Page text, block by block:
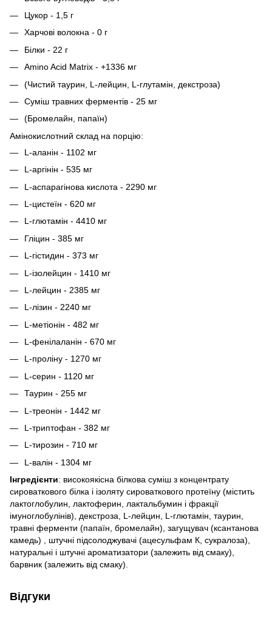
Цукор - 1,5 г
Харчові волокна - 0 г
Білки - 22 г
Amino Acid Matrix - +1336 мг
(Чистий таурин, L-лейцин, L-глутамін, декстроза)
Суміш травних ферментів - 25 мг
(Бромелайн, папаїн)
Амінокислотний склад на порцію:
L-аланін - 1102 мг
L-аргінін - 535 мг
L-аспарагінова кислота - 2290 мг
L-цистеїн - 620 мг
L-глютамін - 4410 мг
Гліцин - 385 мг
L-гістидин - 373 мг
L-ізолейцин - 1410 мг
L-лейцин - 2385 мг
L-лізин - 2240 мг
L-метіонін - 482 мг
L-фенілаланін - 670 мг
L-проліну - 1270 мг
L-серин - 1120 мг
Таурин - 255 мг
L-треонін - 1442 мг
L-триптофан - 382 мг
L-тирозин - 710 мг
L-валін - 1304 мг
Інгредієнти: високоякісна білкова суміш з концентрату
сироваткового білка і ізоляту сироваткового протеїну (містить
лактоглобулин, лактоферин, лактальбумин і фракції
імуноглобулінів), декстроза, L-лейцин, L-глютамін, таурин,
травні ферменти (папаїн, бромелайн), загущувач (ксантанова
камедь) , штучні підсолоджувачі (ацесульфам К, сукралоза),
натуральні і штучні ароматизатори (залежить від смаку),
барвник (залежить від смаку).
Відгуки